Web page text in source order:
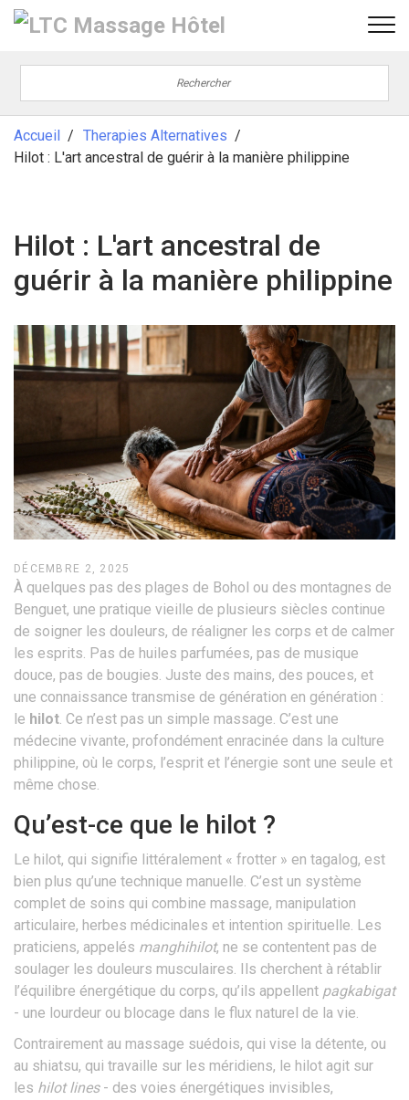
Accueil
Therapies Alternatives
Hilot : L'art ancestral de guérir à la manière philippine
Hilot : L'art ancestral de
guérir à la manière philippine
DÉCEMBRE 2, 2025
À quelques pas des plages de Bohol ou des montagnes de
Benguet, une pratique vieille de plusieurs siècles continue
de soigner les douleurs, de réaligner les corps et de calmer
les esprits. Pas de huiles parfumées, pas de musique
douce, pas de bougies. Juste des mains, des pouces, et
une connaissance transmise de génération en génération :
le hilot. Ce n’est pas un simple massage. C’est une
médecine vivante, profondément enracinée dans la culture
philippine, où le corps, l’esprit et l’énergie sont une seule et
même chose.
Qu’est-ce que le hilot ?
Le hilot, qui signifie littéralement « frotter » en tagalog, est
bien plus qu’une technique manuelle. C’est un système
complet de soins qui combine massage, manipulation
articulaire, herbes médicinales et intention spirituelle. Les
praticiens, appelés manghihilot, ne se contentent pas de
soulager les douleurs musculaires. Ils cherchent à rétablir
l’équilibre énergétique du corps, qu’ils appellent pagkabigat
- une lourdeur ou blocage dans le flux naturel de la vie.
Contrairement au massage suédois, qui vise la détente, ou
au shiatsu, qui travaille sur les méridiens, le hilot agit sur
les hilot lines- des voies énergétiques invisibles,